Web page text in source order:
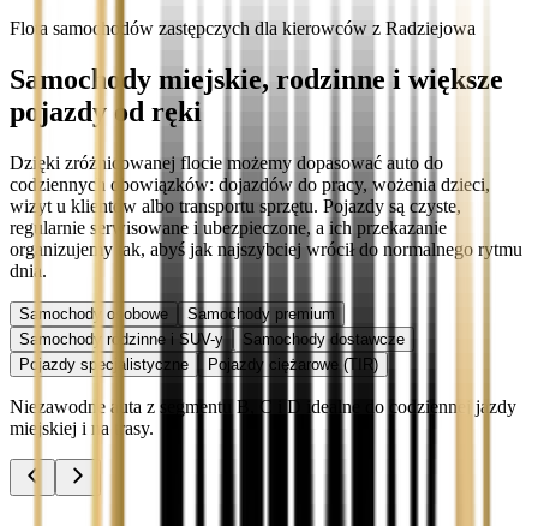
Flota samochodów zastępczych dla kierowców z Radziejowa
Samochody miejskie, rodzinne i większe
pojazdy od ręki
Dzięki zróżnicowanej flocie możemy dopasować auto do
codziennych obowiązków: dojazdów do pracy, wożenia dzieci,
wizyt u klientów albo transportu sprzętu. Pojazdy są czyste,
regularnie serwisowane i ubezpieczone, a ich przekazanie
organizujemy tak, abyś jak najszybciej wrócił do normalnego rytmu
dnia.
Samochody osobowe
Samochody premium
Samochody rodzinne i SUV-y
Samochody dostawcze
Pojazdy specjalistyczne
Pojazdy ciężarowe (TIR)
Niezawodne auta z segmentu B, C i D idealne do codziennej jazdy
miejskiej i na trasy.